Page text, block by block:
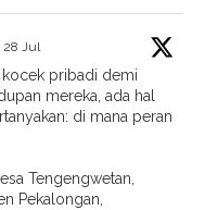
28 Jul
kocek pribadi demi
mereka, ada hal
di mana peran
Tengengwetan,
Pekalongan,